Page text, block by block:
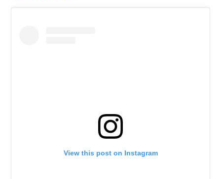
View this post on Instagram